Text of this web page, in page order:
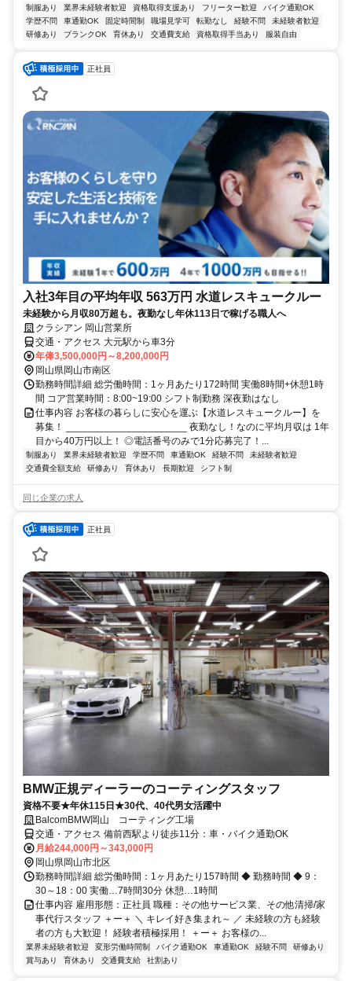
制服あり 業界未経験者歓迎 資格取得支援あり フリーター歓迎
バイク通勤OK
学歴不問
車通勤OK 固定時間制 職場見学可 転勤なし 経験不問
未経験者歓迎
研修あり
ブランクOK 育休あり 交通費支給 資格取得手当あり 服装自由
正社員
入社3年目の平均年収 563万円 水道レスキュークルー
未経験から月収80万超も。夜勤なし年休113日で稼げる職人へ
クラシアン 岡山営業所
交通・アクセス 大元駅から車3分
年俸3,500,000円～8,200,000円
岡山県岡山市南区
勤務時間詳細 総労働時間：1ヶ月あたり172時間 実働8時間+休憩1時
間 コア営業時間：8:00~19:00 シフト制勤務 深夜勤はなし
仕事内容 お客様の暮らしに安心を運ぶ【水道レスキュークルー】を
募集！ ______________________ 夜勤なし！なのに平均月収は 1年
目から40万円以上！ ◎電話番号のみで1分応募完了！...
制服あり 業界未経験者歓迎 学歴不問 車通勤OK 経験不問
未経験者歓迎
交通費全額支給
研修あり 育休あり 長期歓迎 シフト制
同じ企業の求人
正社員
BMW正規ディーラーのコーティングスタッフ
資格不要★年休115日★30代、40代男女活躍中
BalcomBMW岡山 コーティング工場
交通・アクセス 備前西駅より徒歩11分：車・バイク通勤OK
月給244,000円～343,000円
岡山県岡山市北区
勤務時間詳細 総労働時間：1ヶ月あたり157時間 ◆ 勤務時間 ◆ 9：
30～18：00 実働…7時間30分 休憩…1時間
仕事内容 雇用形態：正社員 職種：その他サービス業、その他清掃/家
事代行スタッフ ＋ー＋ ＼ キレイ好き集まれ～ ／ 未経験の方も経験
者の方も大歓迎！ 経験者積極採用！ ＋ー＋ お客様の...
業界未経験者歓迎 変形労働時間制 バイク通勤OK 車通勤OK 経験不問
研修あり
賞与あり
育休あり 交通費支給 社割あり